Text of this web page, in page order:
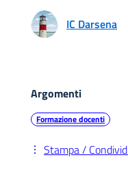
IC Darsena
Argomenti
Formazione docenti
Stampa /